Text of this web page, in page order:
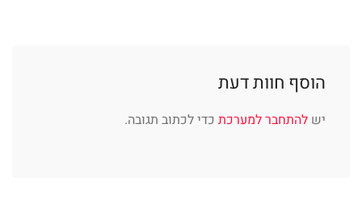
הוסף חוות דעת
יש להתחבר למערכת כדי לכתוב תגובה.